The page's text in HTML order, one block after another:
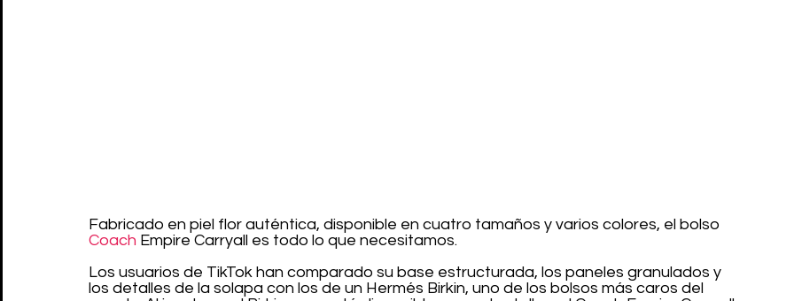
Fabricado en piel flor auténtica, disponible en cuatro tamaños y varios colores, el bolso
Coach Empire Carryall es todo lo que necesitamos.
Los usuarios de TikTok han comparado su base estructurada, los paneles granulados y
los detalles de la solapa con los de un Hermés Birkin, uno de los bolsos más caros del